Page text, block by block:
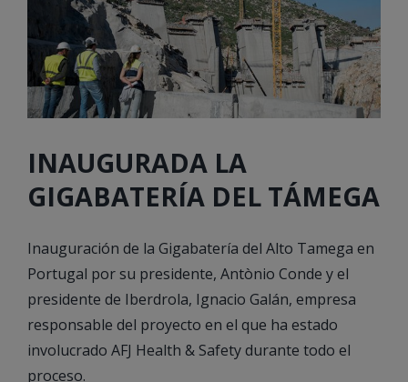
INAUGURADA LA
GIGABATERÍA DEL TÁMEGA
Inauguración de la Gigabatería del Alto Tamega en
Portugal por su presidente, Antònio Conde y el
presidente de Iberdrola, Ignacio Galán, empresa
responsable del proyecto en el que ha estado
involucrado AFJ Health & Safety durante todo el
proceso.